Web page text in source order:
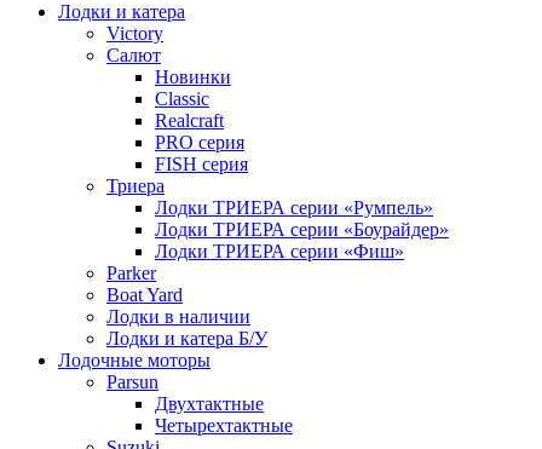
Лодки и катера
Victory
Салют
Новинки
Classic
Realcraft
PRO серия
FISH серия
Триера
Лодки ТРИЕРА серии «Румпель»
Лодки ТРИЕРА серии «Боурайдер»
Лодки ТРИЕРА серии «Фиш»
Parker
Boat Yard
Лодки в наличии
Лодки и катера Б/У
Лодочные моторы
Parsun
Двухтактные
Четырехтактные